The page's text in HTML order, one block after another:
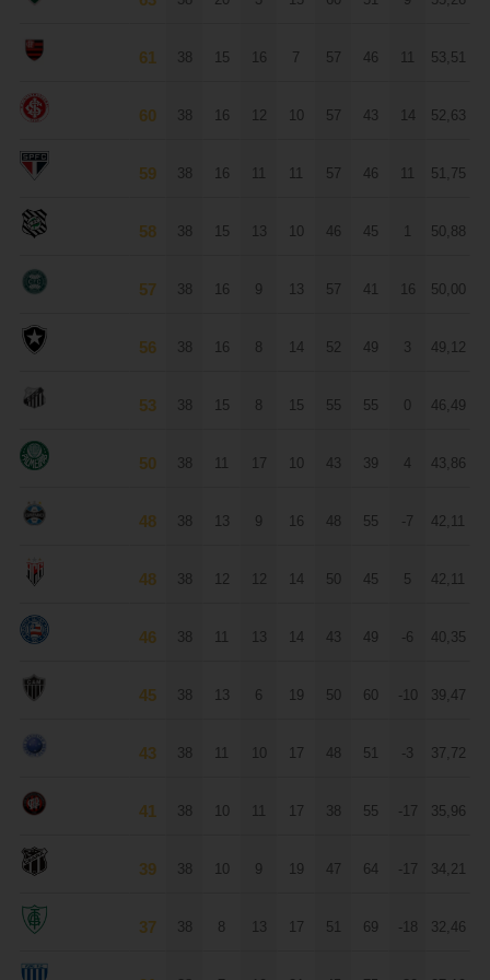
61 38 15 16 7 57 46 11 53,51
60 38 16 12 10 57 43 14 52,63
59 38 16 11 11 57 46 11 51,75
58 38 15 13 10 46 45 1 50,88
57 38 16 9 13 57 41 16 50,00
56 38 16 8 14 52 49 3 49,12
53 38 15 8 15 55 55 0 46,49
50 38 11 17 10 43 39 4 43,86
48 38 13 9 16 48 55 -7 42,11
48 38 12 12 14 50 45 5 42,11
46 38 11 13 14 43 49 -6 40,35
45 38 13 6 19 50 60 -10 39,47
43 38 11 10 17 48 51 -3 37,72
41 38 10 11 17 38 55 -17 35,96
39 38 10 9 19 47 64 -17 34,21
37 38 8 13 17 51 69 -18 32,46